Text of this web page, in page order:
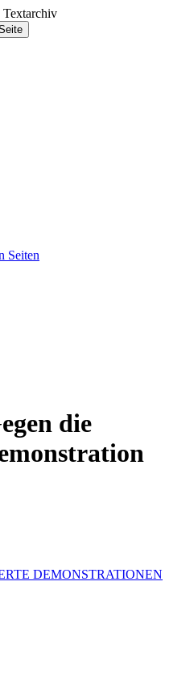
Textarchiv
Seiten
die
DEMONSTRATIONEN